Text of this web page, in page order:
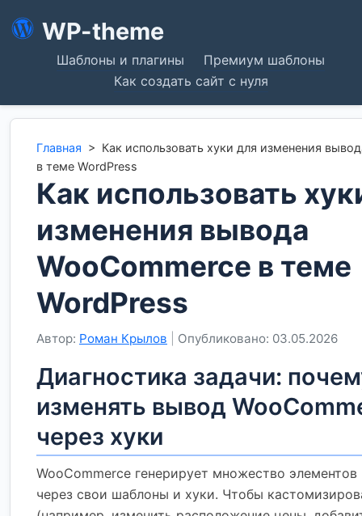
WP-theme
Шаблоны и плагины
Премиум шаблоны
Как создать сайт с нуля
Главная > Как использовать хуки для изменения
в теме WordPress
Как использовать
изменения вывода
WooCommerce в теме
WordPress
Автор: Роман Крылов Опубликовано: 03.05.2026
Диагностика задачи:
изменять вывод
через хуки
WooCommerce генерирует множество элементов
через свои шаблоны и хуки. Чтобы